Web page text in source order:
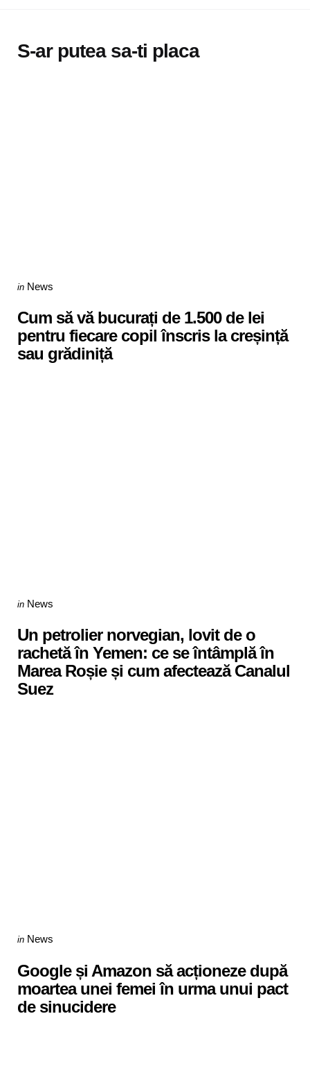
S-ar putea sa-ti placa
Categories
Posted
in News
Cum să vă bucurați de 1.500 de lei
pentru fiecare copil înscris la creșință
sau grădiniță
Categories
Posted
in News
Un petrolier norvegian, lovit de o
rachetă în Yemen: ce se întâmplă în
Marea Roșie și cum afectează Canalul
Suez
Categories
Posted
in News
Google și Amazon să acționeze după
moartea unei femei în urma unui pact
de sinucidere